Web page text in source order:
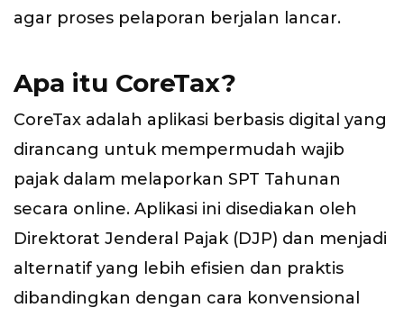
agar proses pelaporan berjalan lancar.
Apa itu CoreTax?
CoreTax adalah aplikasi berbasis digital yang
dirancang untuk mempermudah wajib
pajak dalam melaporkan SPT Tahunan
secara online. Aplikasi ini disediakan oleh
Direktorat Jenderal Pajak (DJP) dan menjadi
alternatif yang lebih efisien dan praktis
dibandingkan dengan cara konvensional